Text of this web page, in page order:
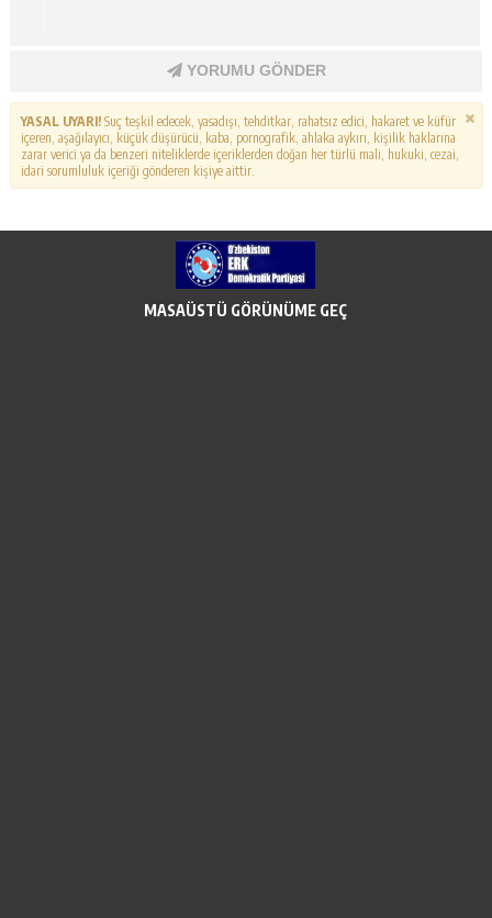
YORUMU GÖNDER
YASAL UYARI!Suç teşkil edecek, yasadışı, tehditkar, rahatsız edici, hakaret ve küfür
içeren, aşağılayıcı, küçük düşürücü, kaba, pornografik, ahlaka aykırı, kişilik haklarına
zarar verici ya da benzeri niteliklerde içeriklerden doğan her türlü mali, hukuki, cezai,
idari sorumluluk içeriği gönderen kişiye aittir.
MASAÜSTÜ GÖRÜNÜME GEÇ